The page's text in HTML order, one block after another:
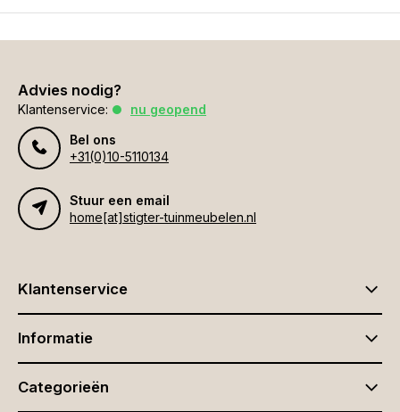
Advies nodig?
Klantenservice:
nu geopend
Bel ons
+31(0)10-5110134
Stuur een email
home[at]stigter-tuinmeubelen.nl
Klantenservice
Informatie
Categorieën